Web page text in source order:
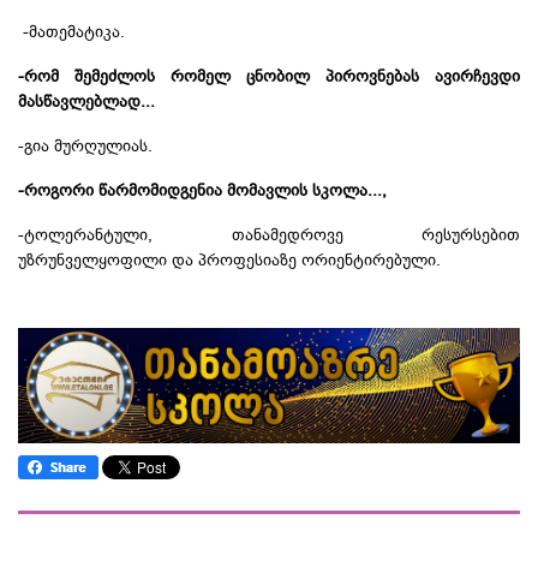
-მათემატიკა.
-რომ შემეძლოს რომელ ცნობილ პიროვნებას ავირჩევდი
მასწავლებლად...
-გია მურღულიას.
-როგორი წარმომიდგენია მომავლის სკოლა...,
-ტოლერანტული, თანამედროვე რესურსებით
უზრუნველყოფილი და პროფესიაზე ორიენტირებული.